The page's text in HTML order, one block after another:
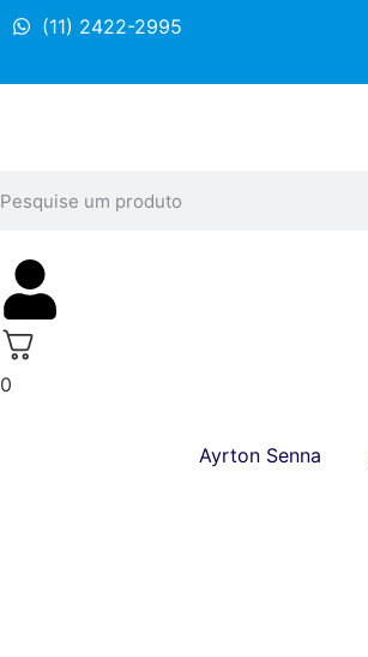
(11) 2422-2995
0
Ayrton Senna